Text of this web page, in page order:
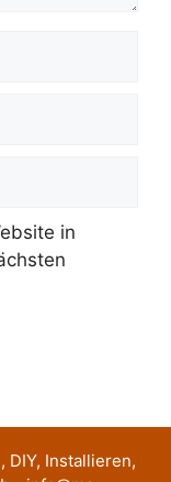
in
DIY, Installieren,